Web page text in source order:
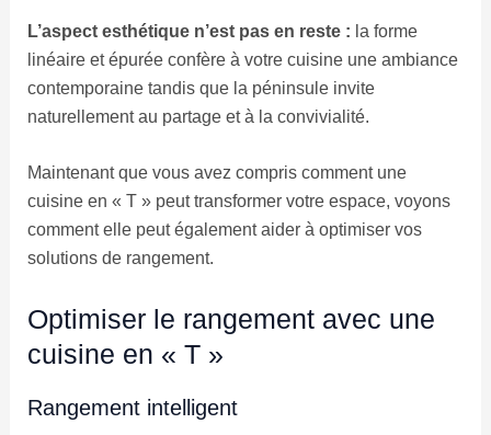
L’aspect esthétique n’est pas en reste : la forme
linéaire et épurée confère à votre cuisine une ambiance
contemporaine tandis que la péninsule invite
naturellement au partage et à la convivialité.
Maintenant que vous avez compris comment une
cuisine en « T » peut transformer votre espace, voyons
comment elle peut également aider à optimiser vos
solutions de rangement.
Optimiser le rangement avec une
cuisine en « T »
Rangement intelligent